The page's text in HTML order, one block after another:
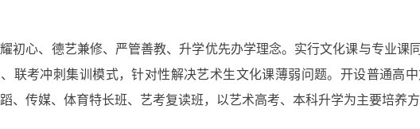
初心、德艺兼修、严管善教、升学优先办学理念。实行文化课与专业课
联考冲刺集训模式，针对性解决艺术生文化课薄弱问题。开设普通高
、传媒、体育特长班、艺考复读班，以艺术高考、本科升学为主要培养